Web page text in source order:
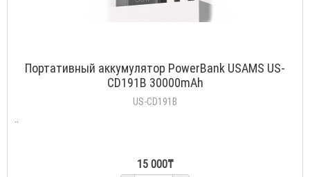
Портативный аккумулятор PowerBank USAMS US-
CD191B 30000mAh
US-CD191B
..
15 000₸